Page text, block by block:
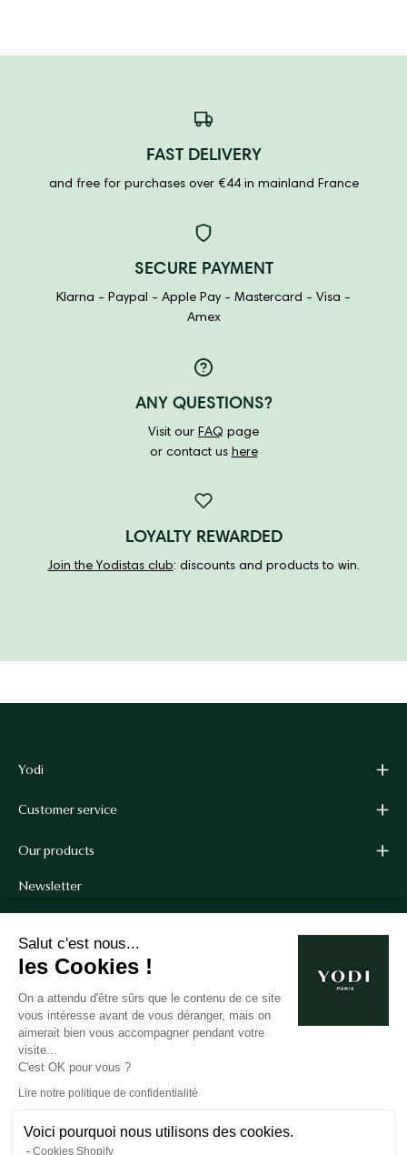
Salut c'est nous...
les Cookies !
On a attendu d'être sûrs que le contenu de ce site
vous intéresse avant de vous déranger, mais on
aimerait bien vous accompagner pendant votre
visite...
C'est OK pour vous ?
Lire notre politique de confidentialité
Voici pourquoi nous utilisons des cookies.
Cookies Shopify
FAST DELIVERY
and free for purchases over €44 in mainland France
SECURE PAYMENT
Klarna - Paypal - Apple Pay - Mastercard - Visa -
Amex
ANY QUESTIONS?
Visit our FAQ page
or contact us here
LOYALTY REWARDED
Join the Yodistas club: discounts and products to win.
Yodi
Customer service
Our products
Newsletter
newsletter.*